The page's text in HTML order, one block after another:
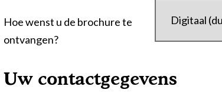
Hoe wenst u de brochure te
ontvangen?
Uw contactgegevens